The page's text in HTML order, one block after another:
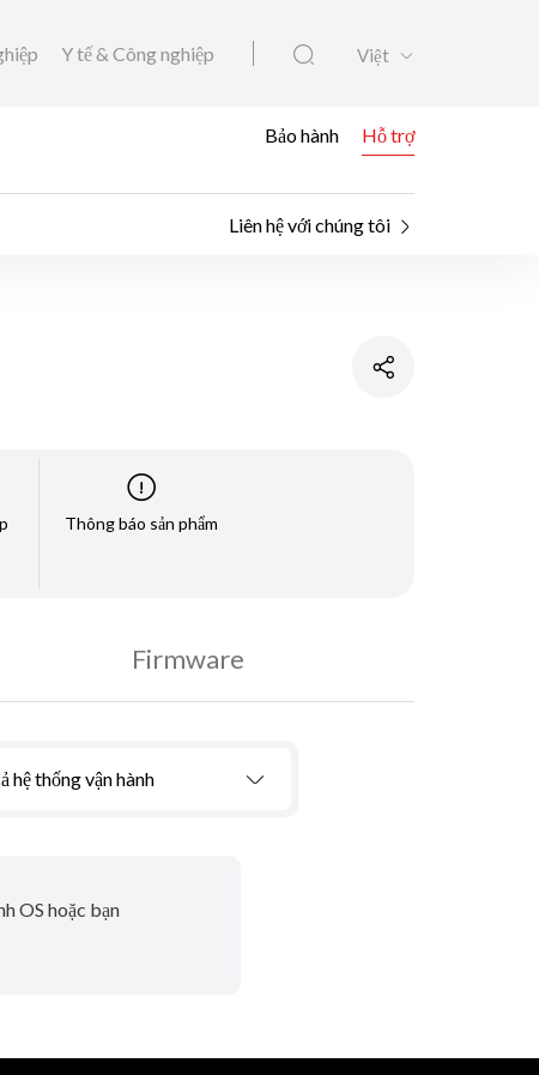
Y tế & Công nghiệp Việt
Bảo hành Hỗ trợ
Liên hệ với chúng tôi
Thông báo sản phẩm
Firmware
hệ thống vận hành
OS hoặc bạn